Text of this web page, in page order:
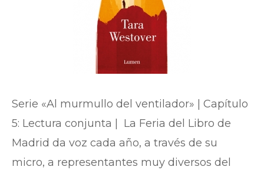
Serie «Al murmullo del ventilador» | Capítulo
5: Lectura conjunta | La Feria del Libro de
Madrid da voz cada año, a través de su
micro, a representantes muy diversos del